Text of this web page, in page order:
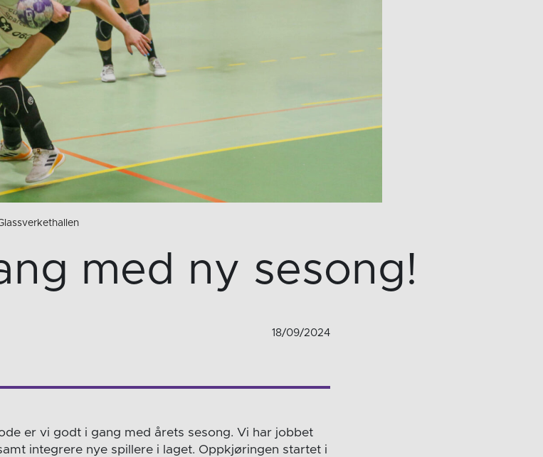
med ny sesong!
18/09/2024
er vi godt i gang med årets sesong. Vi har jobbet
integrere nye spillere i laget. Oppkjøringen startet i